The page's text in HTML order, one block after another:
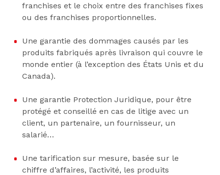
franchises et le choix entre des franchises fixes
ou des franchises proportionnelles.
Une garantie des dommages causés par les
produits fabriqués après livraison qui couvre le
monde entier (à l’exception des États Unis et du
Canada).
Une garantie Protection Juridique, pour être
protégé et conseillé en cas de litige avec un
client, un partenaire, un fournisseur, un
salarié…
Une tarification sur mesure, basée sur le
chiffre d’affaires, l’activité, les produits